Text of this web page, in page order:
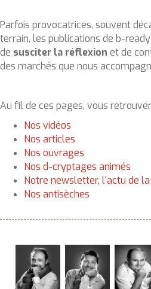
Parfois provocatrices, souvent
terrain, les publications de b-
de susciter la réflexion et de
des marchés que nous
Au fil de ces pages, vous
Nos vidéos
Nos articles
Nos ouvrages
Nos d-cryptages animés
Notre newsletter, l'actu de
Nos antisèches